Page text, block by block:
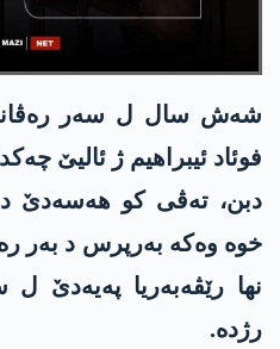
شه‌ش سال ل سه‌ر
فوئاد ئیبراهیم ژ ئالیێ
دبن، تەڤی کو هه‌سه‌دێ د
خوە وەکە بەرپرس د بەر
نها رێڤەبەریا په‌یه‌دێ
رژدە.